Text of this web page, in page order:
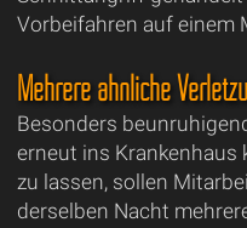
Vorbeifahren auf einem
Mehrere ähnliche
Besonders
erneut ins Krankenhaus
zu lassen, sollen
derselben Nacht